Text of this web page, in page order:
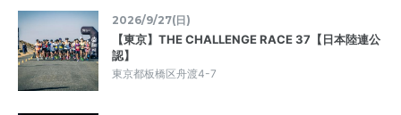
2026/9/27(日)
【東京】THE CHALLENGE RACE 37【日本陸連公
認】
東京都板橋区舟渡4-7